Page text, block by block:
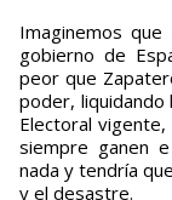
Imaginemos
gobierno de
peor que
poder, liquidando
Electoral
siempre ganen
nada y tendría
y el desastre.